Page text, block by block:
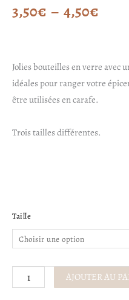
3,50€ – 4,50€Plage
prix
3,50€
Jolies bouteilles en verre avec
idéales pour ranger votre
être utilisées en carafe.
Trois tailles différentes.
Taille
Bouteille
couvercle
en
AJOUTER AU